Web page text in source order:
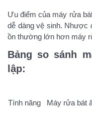
Ưu điểm của máy rửa
dễ dàng vệ sinh. Nhược
ồn thường lớn hơn máy
Bảng so sánh
lập:
Tính năng Máy rửa bát